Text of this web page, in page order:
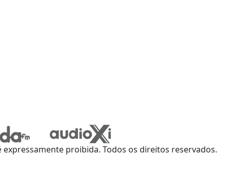
proibida. Todos os direitos reservados.